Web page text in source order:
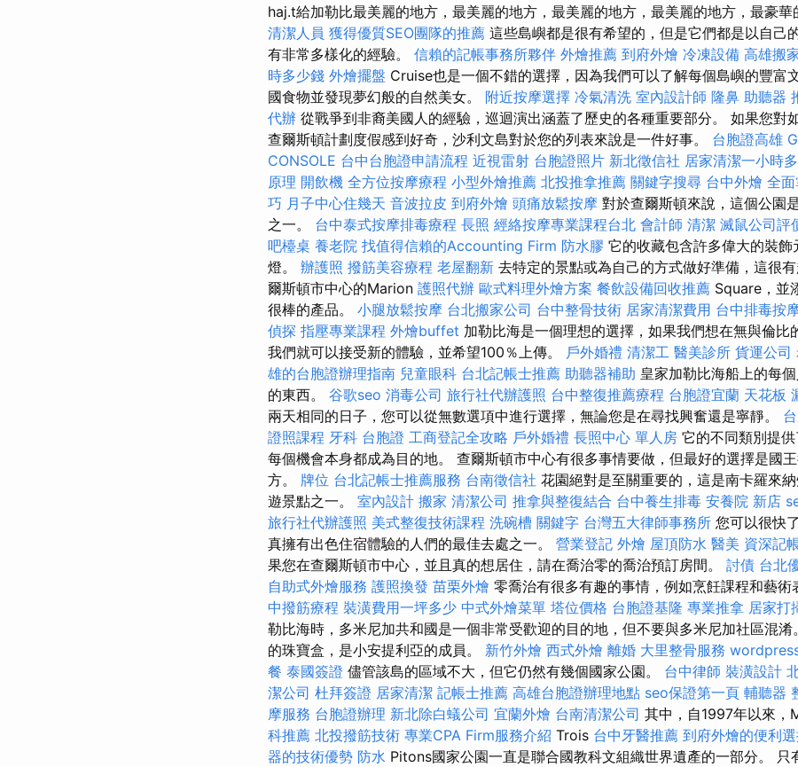
haj.t給加勒比最美麗的地方，最美麗的地方，最美麗的地方，最美麗的地方，最豪華
清潔人員 獲得優質SEO團隊的推薦 這些島嶼都是很有希望的，但是它們都是以自己
有非常多樣化的經驗。 信賴的記帳事務所夥伴 外燴推薦 到府外燴 冷凍設備 高雄搬
時多少錢 外燴擺盤 Cruise也是一個不錯的選擇，因為我們可以了解每個島嶼的豐富
國食物並發現夢幻般的自然美女。 附近按摩選擇 冷氣清洗 室內設計師 隆鼻 助聽器
代辦 從戰爭到非裔美國人的經驗，巡迴演出涵蓋了歷史的各種重要部分。 如果您對
查爾斯頓計劃度假感到好奇，沙利文島對於您的列表來說是一件好事。 台胞證高雄
CONSOLE 台中台胞證申請流程 近視雷射 台胞證照片 新北徵信社 居家清潔一小時
原理 開飲機 全方位按摩療程 小型外燴推薦 北投推拿推薦 關鍵字搜尋 台中外燴 全
巧 月子中心住幾天 音波拉皮 到府外燴 頭痛放鬆按摩 對於查爾斯頓來說，這個公園
之一。 台中泰式按摩排毒療程 長照 經絡按摩專業課程台北 會計師 清潔 滅鼠公司評
吧檯桌 養老院 找值得信賴的Accounting Firm 防水膠 它的收藏包含許多偉大的裝飾
燈。 辦護照 撥筋美容療程 老屋翻新 去特定的景點或為自己的方式做好準備，這很
爾斯頓市中心的Marion 護照代辦 歐式料理外燴方案 餐飲設備回收推薦 Square，並
很棒的產品。 小腿放鬆按摩 台北搬家公司 台中整骨技術 居家清潔費用 台中排毒按
偵探 指壓專業課程 外燴buffet 加勒比海是一個理想的選擇，如果我們想在無與倫比
我們就可以接受新的體驗，並希望100％上傳。 戶外婚禮 清潔工 醫美診所 貨運公司
雄的台胞證辦理指南 兒童眼科 台北記帳士推薦 助聽器補助 皇家加勒比海船上的每
的東西。 谷歌seo 消毒公司 旅行社代辦護照 台中整復推薦療程 台胞證宜蘭 天花板
兩天相同的日子，您可以從無數選項中進行選擇，無論您是在尋找興奮還是寧靜。
證照課程 牙科 台胞證 工商登記全攻略 戶外婚禮 長照中心 單人房 它的不同類別提供
每個機會本身都成為目的地。 查爾斯頓市中心有很多事情要做，但最好的選擇是國
方。 牌位 台北記帳士推薦服務 台南徵信社 花園絕對是至關重要的，這是南卡羅來
遊景點之一。 室內設計 搬家 清潔公司 推拿與整復結合 台中養生排毒 安養院 新店
旅行社代辦護照 美式整復技術課程 洗碗槽 關鍵字 台灣五大律師事務所 您可以很快
真擁有出色住宿體驗的人們的最佳去處之一。 營業登記 外燴 屋頂防水 醫美 資深記
果您在查爾斯頓市中心，並且真的想居住，請在喬治零的喬治預訂房間。 討債 台北
自助式外燴服務 護照換發 苗栗外燴 零喬治有很多有趣的事情，例如烹飪課程和藝術
中撥筋療程 裝潢費用一坪多少 中式外燴菜單 塔位價格 台胞證基隆 專業推拿 居家打
勒比海時，多米尼加共和國是一個非常受歡迎的目的地，但不要與多米尼加社區混
的珠寶盒，是小安提利亞的成員。 新竹外燴 西式外燴 離婚 大里整骨服務
餐 泰國簽證 儘管該島的區域不大，但它仍然有幾個國家公園。 台中律師 裝潢設計
潔公司 杜拜簽證 居家清潔 記帳士推薦 高雄台胞證辦理地點 seo保證第一頁 輔聽器
摩服務 台胞證辦理 新北除白蟻公司 宜蘭外燴 台南清潔公司 其中，自1997年以來，
科推薦 北投撥筋技術 專業CPA Firm服務介紹 Trois 台中牙醫推薦 到府外燴的便利
器的技術優勢 防水 Pitons國家公園一直是聯合國教科文組織世界遺產的一部分。 只